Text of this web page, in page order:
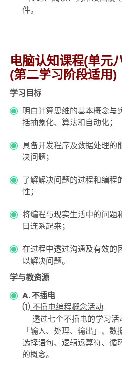
件。
电脑认知课程(单元
(第二学习阶段适用)
学习目标
明白计算思维的基本概念与
括抽象化、算法和自动化；
具备开发程序及数据处理的
决问题；
了解解决问题的过程和编程
性；
将编程与现实生活中的问题
目连系起来；
在过程中透过沟通及有效的
以解决问题。
学与教资源
A. 不插电
(1) 不插电编程概念活动
透过七个不插电的学习活
「输入、处理、输出」、数
选择语句、逻辑运算符、循
的概念。